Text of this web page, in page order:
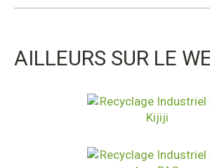
AILLEURS SUR LE